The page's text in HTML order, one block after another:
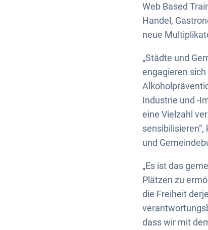
Web Based
Handel,
neue
„Städte und
engagieren
Industrie und -
eine Vielzahl
und
„Es ist das
Plätzen zu
die Freiheit
dass wir mit